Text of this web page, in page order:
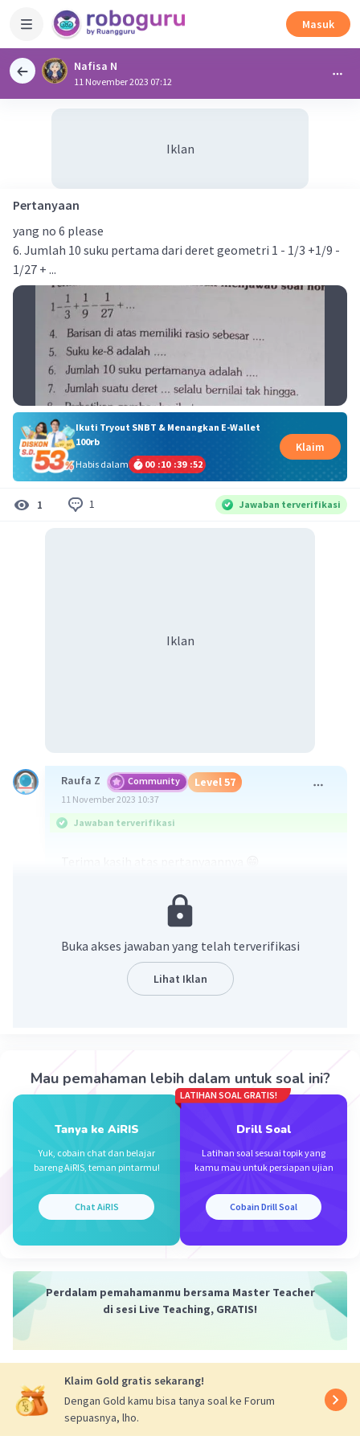
Masuk
Nafisa N
11 November 2023 07:12
Iklan
Pertanyaan
yang no 6 please
6. Jumlah 10 suku pertama dari deret geometri 1 - 1/3 +1/9 -
1/27 + ...
Ikuti Tryout SNBT & Menangkan E-Wallet
100rb
Habis dalam
00 :10 :39 :52
Klaim
1 1 Jawaban terverifikasi
Iklan
Raufa Z Community Level 57
11 November 2023 10:37
Jawaban terverifikasi
1 - 1/3 + 1/9 - 1/27 + . . .
Jika Kita analisis, barisan tersebut adalah
Suku pertama (U
atau a) adalah 1
Suku ke-10 (U
U10=-1/19683
(S10) adalah :
S10=a(rn-1)/r-1=(-19684/19683 / -4/3)
S10= 4921/6561
Buka akses jawaban yang telah terverifikasi
Lihat Iklan
Mau pemahaman lebih dalam untuk soal ini?
Tanya ke AiRIS
Yuk, cobain chat dan belajar
bareng AiRIS, teman pintarmu!
Chat AiRIS
LATIHAN SOAL GRATIS!
Drill Soal
Latihan soal sesuai topik yang
kamu mau untuk persiapan ujian
Cobain Drill Soal
Perdalam pemahamanmu bersama Master Teacher
di sesi Live Teaching, GRATIS!
Klaim Gold gratis sekarang!
Dengan Gold kamu bisa tanya soal ke Forum
sepuasnya, lho.